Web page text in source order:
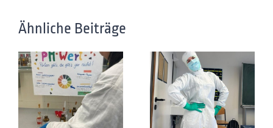
Ähnliche Beiträge